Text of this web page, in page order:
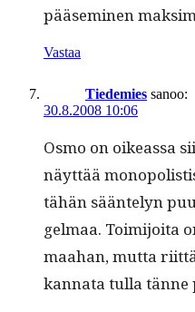
pääsem­i­nen
Vastaa
Tiedemies sanoo:
30.8.2008 10:06
Osmo on oike­as­sa
näyt­tää
tähän sään­te­lyn
gel­maa. Toim­i­joi­ta
maa­han, mut­ta
kan­na­ta tul­la tänne